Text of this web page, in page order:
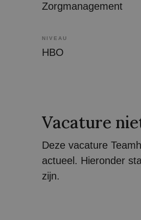
Zorgmanagement
NIVEAU
HBO
Vacature
Deze vacature
actueel. Hieronder
zijn.